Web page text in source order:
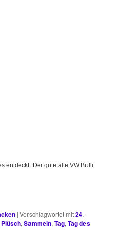
entdeckt: Der gute alte VW Bulli
|Verschlagwortet mit24,
Plüsch,Sammeln,Tag,Tag des